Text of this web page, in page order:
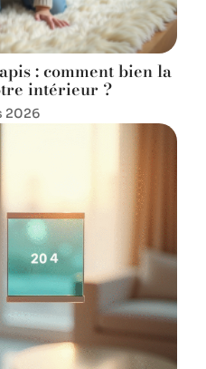
: comment bien la
intérieur ?
2026